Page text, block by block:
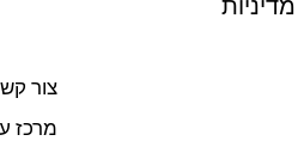
צור
מרכז
מדיניות